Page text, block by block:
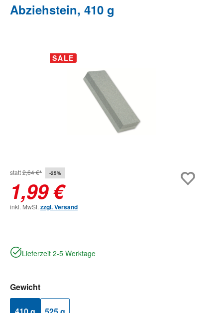
Abziehstein, 410 g
Bildergalerie überspringen
SALE
statt2,64 €* -25%
1,99 €
inkl. MwSt. zzgl. Versand
Lieferzeit 2-5 Werktage
Gewichtauswählen